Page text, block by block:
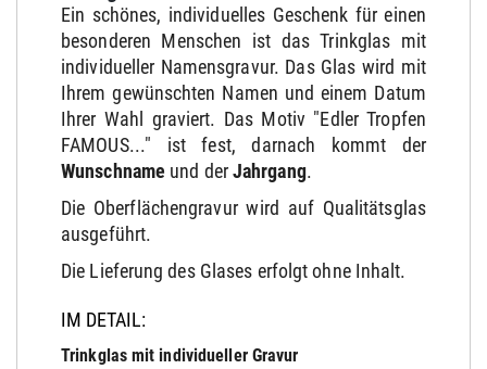
Ein schönes, individuelles Geschenk für einen
besonderen Menschen ist das Trinkglas mit
individueller Namensgravur. Das Glas wird mit
Ihrem gewünschten Namen und einem Datum
Ihrer Wahl graviert. Das Motiv "Edler Tropfen
FAMOUS..." ist fest, darnach kommt der
Wunschname und derJahrgang.
Die Oberflächengravur wird auf Qualitätsglas
ausgeführt.
Die Lieferung des Glases erfolgt ohne Inhalt.
IM DETAIL:
Trinkglas mit individueller Gravur